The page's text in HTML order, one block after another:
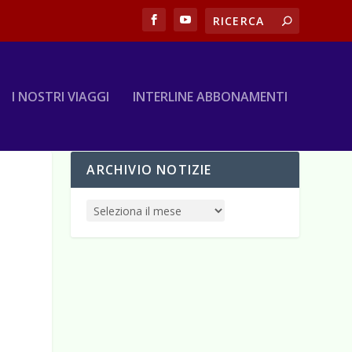
I NOSTRI VIAGGI INTERLINE ABBONAMENTI
ARCHIVIO NOTIZIE